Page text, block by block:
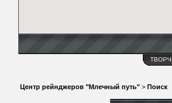
Центр рейнджеров "Млечный путь" > Поиск